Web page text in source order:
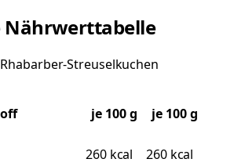
Nährwerttabelle
Rhabarber-Streuselkuchen
je 100g
je 100 g
260 kcal 260 kcal